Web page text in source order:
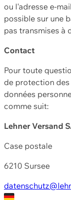
ou l'adresse e-
possible sur une
pas transmises à
Contact
Pour toute
de protection
données
comme suit:
Lehner Versand
Case postale
6210 Sursee